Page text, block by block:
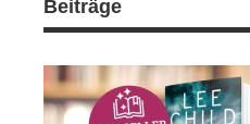
Beiträge